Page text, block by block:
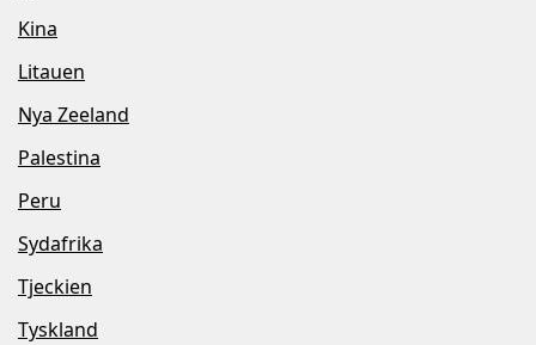
Kina
Litauen
Nya Zeeland
Palestina
Peru
Sydafrika
Tjeckien
Tyskland